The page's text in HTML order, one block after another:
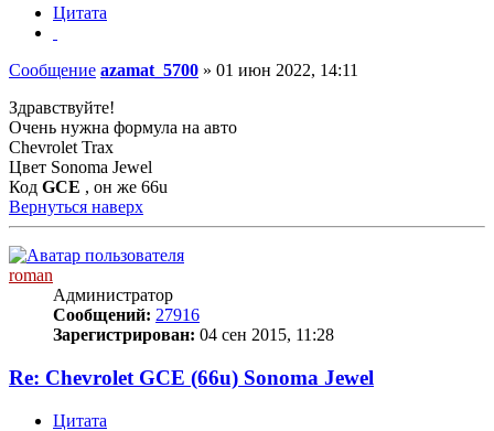
Цитата
Сообщение azamat_5700 » 01 июн 2022, 14:11
Здравствуйте!
Очень нужна формула на авто
Chevrolet Trax
Цвет Sonoma Jewel
Код GCE , он же 66u
Вернуться наверх
roman
Администратор
Сообщений: 27916
Зарегистрирован: 04 сен 2015, 11:28
Re: Chevrolet GCE (66u) Sonoma Jewel
Цитата